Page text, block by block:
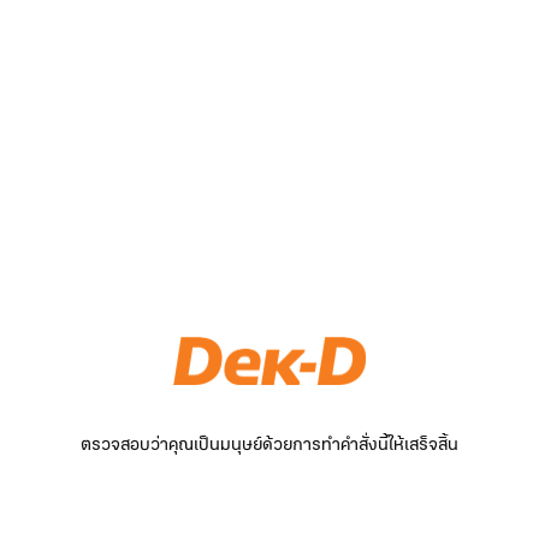
ตรวจสอบว่าคุณเป็นมนุษย์ด้วยการทำคำสั่งนี้ให้เสร็จสิ้น